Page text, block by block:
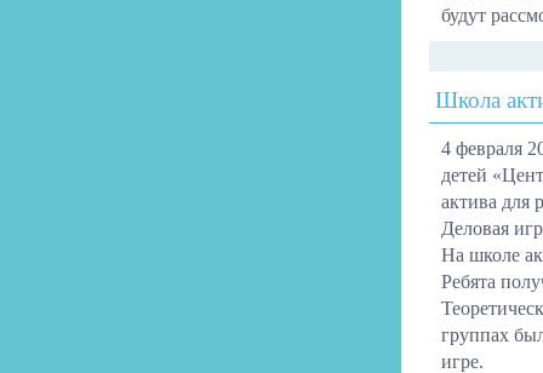
будут
Школа
4 февраля
детей
актива для
Деловая
На школе
Ребята
группах
игре.